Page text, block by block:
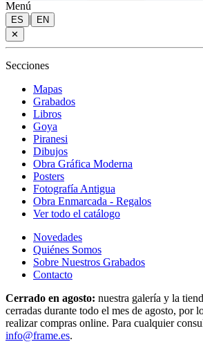
Menú
ES |
EN
✕
Secciones
Mapas
Grabados
Libros
Goya
Piranesi
Dibujos
Obra Gráfica Moderna
Posters
Fotografía Antigua
Obra Enmarcada - Regalos
Ver todo el catálogo
Novedades
Quiénes Somos
Sobre Nuestros Grabados
Contacto
Cerrado en agosto: nuestra galería y la
cerradas durante todo el mes de agosto, por
realizar compras online. Para cualquier
info@frame.es.